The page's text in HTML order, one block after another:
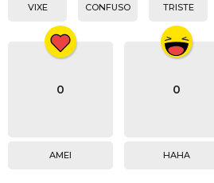
VIXE CONFUSO TRISTE
0
AMEI
0
HAHA